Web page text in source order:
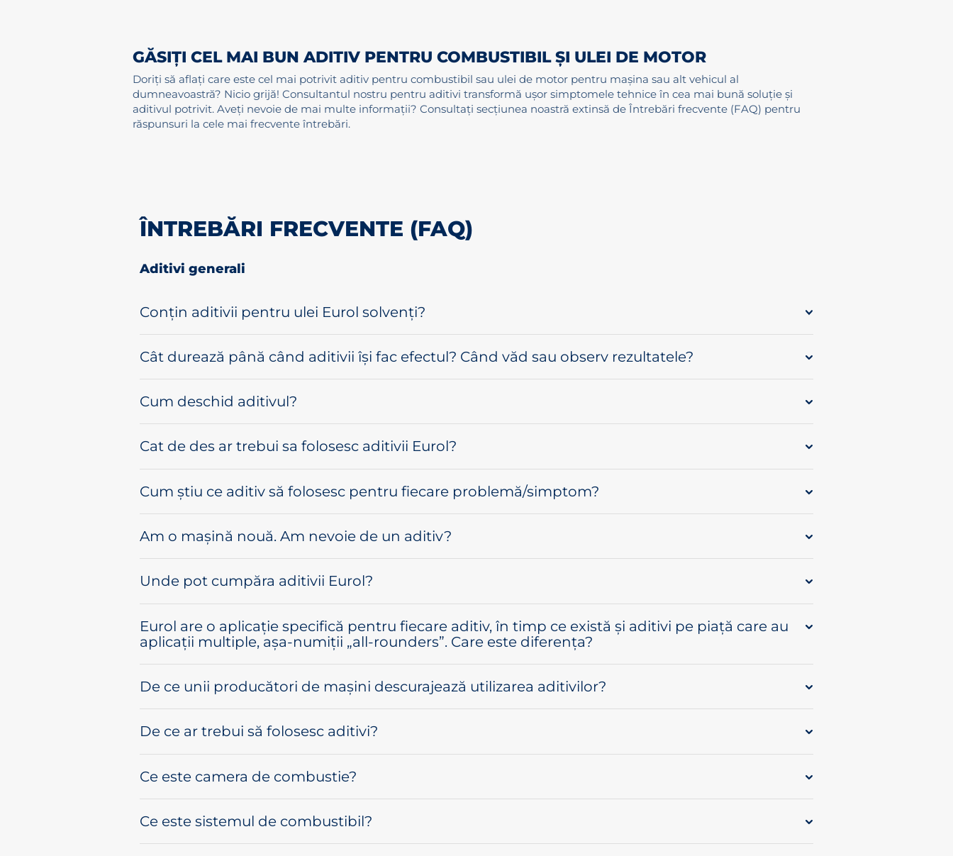
GĂSIȚI CEL MAI BUN ADITIV PENTRU COMBUSTIBIL ȘI ULEI DE MOTOR
Doriți să aflați care este cel mai potrivit aditiv pentru combustibil sau ulei de motor pentru mașina sau alt vehicul al
dumneavoastră? Nicio grijă! Consultantul nostru pentru aditivi transformă ușor simptomele tehnice în cea mai bună soluție și
aditivul potrivit. Aveți nevoie de mai multe informații? Consultați secțiunea noastră extinsă de Întrebări frecvente (FAQ) pentru
răspunsuri la cele mai frecvente întrebări.
ÎNTREBĂRI FRECVENTE (FAQ)
Aditivi generali
Conțin aditivii pentru ulei Eurol solvenți?
Cât durează până când aditivii își fac efectul? Când văd sau observ rezultatele?
Cum deschid aditivul?
Cat de des ar trebui sa folosesc aditivii Eurol?
Cum știu ce aditiv să folosesc pentru fiecare problemă/simptom?
Am o mașină nouă. Am nevoie de un aditiv?
Unde pot cumpăra aditivii Eurol?
Eurol are o aplicație specifică pentru fiecare aditiv, în timp ce există și aditivi pe piață care au
aplicații multiple, așa-numiții „all-rounders”. Care este diferența?
De ce unii producători de mașini descurajează utilizarea aditivilor?
De ce ar trebui să folosesc aditivi?
Ce este camera de combustie?
Ce este sistemul de combustibil?